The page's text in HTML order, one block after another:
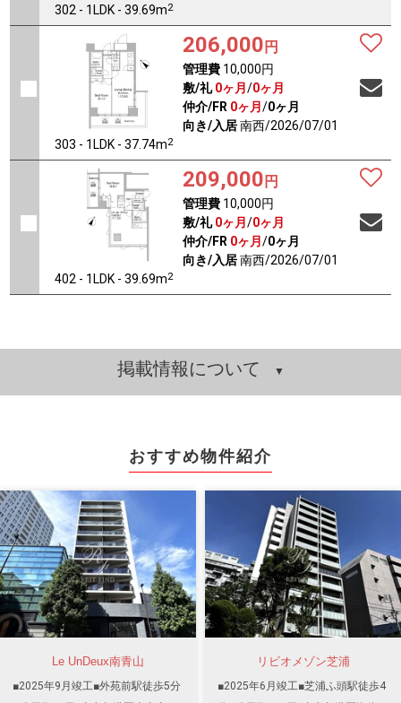
302 - 1LDK - 39.69m2
303 - 1LDK - 37.74m2
206,000 円
管理費10,000円
敷/礼 0ヶ月 /0ヶ月
仲介/FR 0ヶ月 /0ヶ月
向き/入居南西/2026/07/01
402 - 1LDK - 39.69m2
209,000 円
管理費10,000円
敷/礼 0ヶ月 /0ヶ月
仲介/FR 0ヶ月 /0ヶ月
向き/入居南西/2026/07/01
掲載情報について
おすすめ物件紹介
Le UnDeux南青山
■2025年9月竣工■外苑前駅徒歩5分
リビオメゾン芝浦
■2025年6月竣工■芝浦ふ頭駅徒歩4